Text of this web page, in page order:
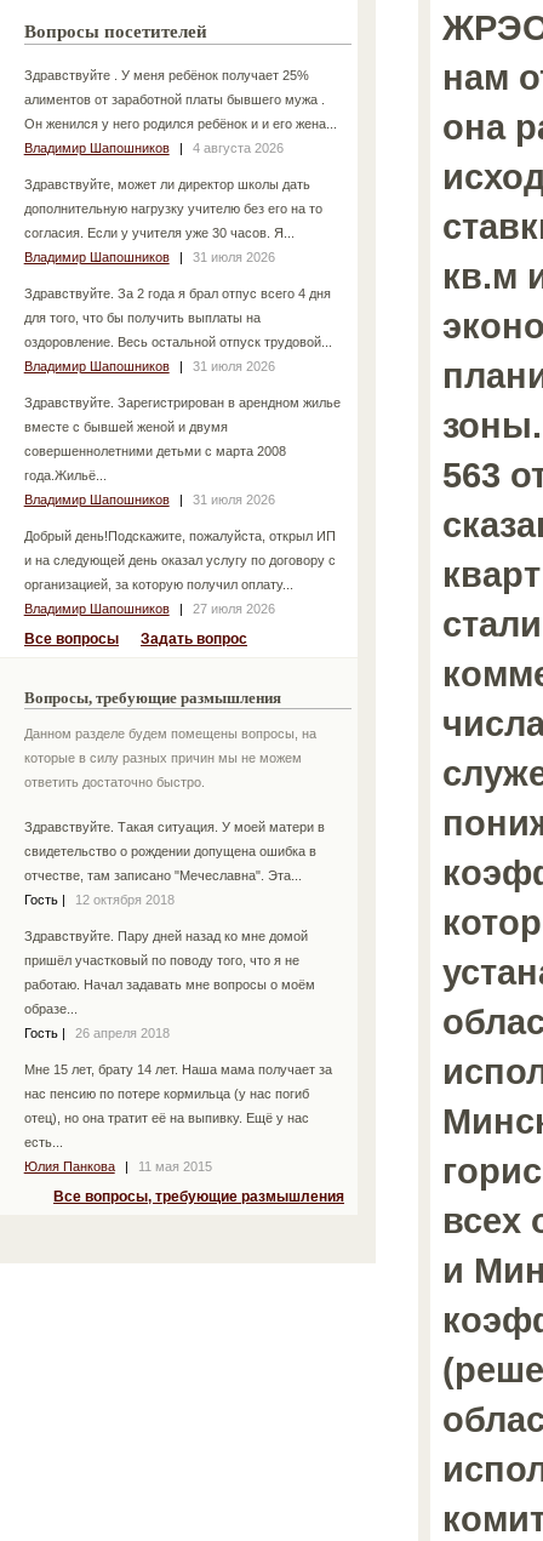
Вопросы посетителей
Здравствуйте . У меня ребёнок получает 25%
алиментов от заработной платы бывшего мужа .
Он женился у него родился ребёнок и и его жена...
Владимир Шапошников
| 4 августа 2026
Здравствуйте, может ли директор школы дать
дополнительную нагрузку учителю без его на то
согласия. Если у учителя уже 30 часов. Я...
Владимир Шапошников
| 31 июля 2026
Здравствуйте. За 2 года я брал отпус всего 4 дня
для того, что бы получить выплаты на
оздоровление. Весь остальной отпуск трудовой...
Владимир Шапошников
| 31 июля 2026
Здравствуйте. Зарегистрирован в арендном жилье
вместе с бывшей женой и двумя
совершеннолетними детьми с марта 2008
года.Жильё...
Владимир Шапошников
| 31 июля 2026
Добрый день!Подскажите, пожалуйста, открыл ИП
и на следующей день оказал услугу по договору с
организацией, за которую получил оплату...
Владимир Шапошников
| 27 июля 2026
Все вопросы Задать вопрос
Вопросы, требующие размышления
Данном разделе будем помещены вопросы, на
которые в силу разных причин мы не можем
ответить достаточно быстро.
Здравствуйте. Такая ситуация. У моей матери в
свидетельство о рождении допущена ошибка в
отчестве, там записано "Мечеславна". Эта...
Гость
12 октября 2018
Здравствуйте. Пару дней назад ко мне домой
пришёл участковый по поводу того, что я не
работаю. Начал задавать мне вопросы о моём
образе...
Гость
26 апреля 2018
Мне 15 лет, брату 14 лет. Наша мама получает за
нас пенсию по потере кормильца (у нас погиб
отец), но она тратит её на выпивку. Ещё у нас
есть...
Юлия Панкова
11 мая 2015
Все вопросы, требующие размышления
ЖРЭО
нам
она
кв.м
563
стали
всех
и